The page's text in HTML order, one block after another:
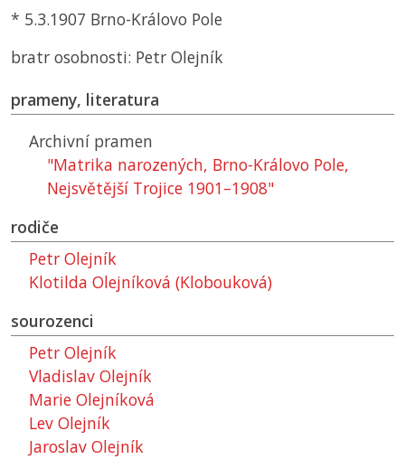
* 5.3.1907 Brno-Královo Pole
bratr osobnosti: Petr Olejník
prameny, literatura
Archivní pramen
"Matrika narozených, Brno-Královo Pole,
Nejsvětější Trojice 1901–1908"
rodiče
Petr Olejník
Klotilda Olejníková (Klobouková)
sourozenci
Petr Olejník
Vladislav Olejník
Marie Olejníková
Lev Olejník
Jaroslav Olejník